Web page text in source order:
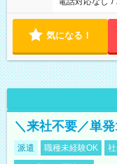
気になる！
＼来社不要／単
派遣 職種未経験OK